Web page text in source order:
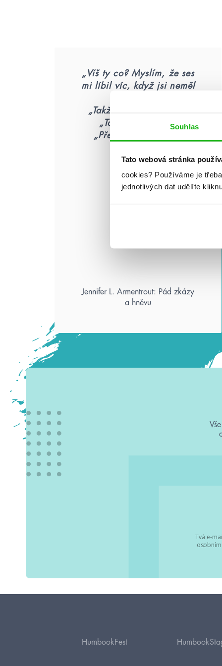
Souhlas
Tato webová stránka
cookies? Používáme je
jednotlivých dat udělíte
„Víš ty co? Myslím, že ses
mi líbil víc, když jsi neměl
„Takže jsem se ti líbil?“
„To jsem neřekla.“
„Přesně to jsi řekla.“
Jennifer L. Armentrout: Pád zkázy
a hněvu
Tvá e-
HumbookFest